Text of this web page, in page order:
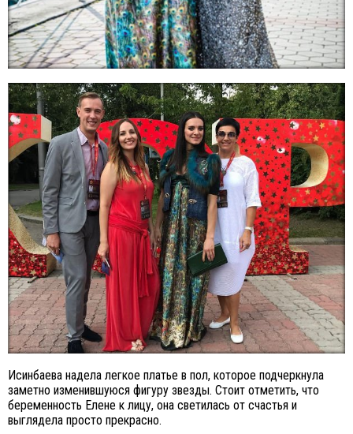
Исинбаева надела легкое платье в пол, которое подчеркнула
заметно изменившуюся фигуру звезды. Стоит отметить, что
беременность Елене к лицу, она светилась от счастья и
выглядела просто прекрасно.